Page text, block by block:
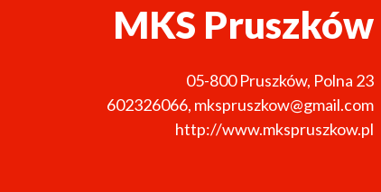
MKS Pruszków
05-800 Pruszków, Polna 23
602326066, mkspruszkow@gmail.com
http://www.mkspruszkow.pl